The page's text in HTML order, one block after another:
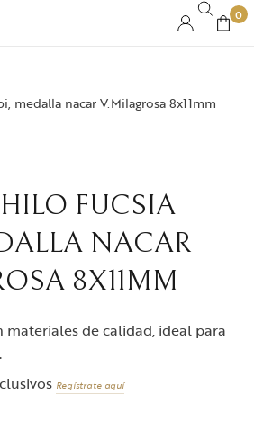
0
medalla nacar V.Milagrosa 8x11mm
FUCSIA
NACAR
8X11MM
materiales de calidad, ideal para
Regístrate aquí